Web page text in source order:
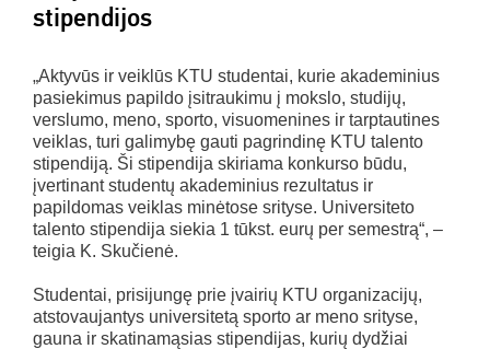
stipendijos
„Aktyvūs ir veiklūs KTU studentai, kurie akademinius
pasiekimus papildo įsitraukimu į mokslo, studijų,
verslumo, meno, sporto, visuomenines ir tarptautines
veiklas, turi galimybę gauti pagrindinę KTU talento
stipendiją. Ši stipendija skiriama konkurso būdu,
įvertinant studentų akademinius rezultatus ir
papildomas veiklas minėtose srityse. Universiteto
talento stipendija siekia 1 tūkst. eurų per semestrą“, –
teigia K. Skučienė.
Studentai, prisijungę prie įvairių KTU organizacijų,
atstovaujantys universitetą sporto ar meno srityse,
gauna ir skatinamąsias stipendijas, kurių dydžiai